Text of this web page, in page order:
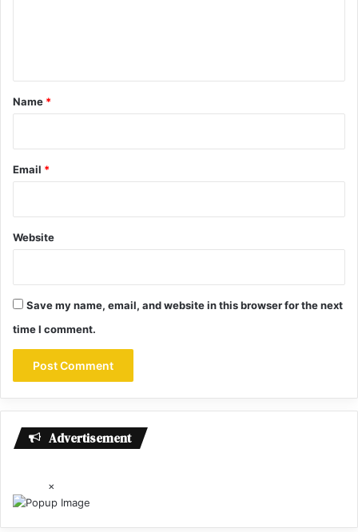
*
Name *
Email *
Website
Save my name, email, and website in this browser for the next
time I comment.
Advertisement
×